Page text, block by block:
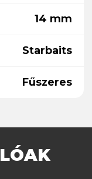
14 mm
Starbaits
Fűszeres